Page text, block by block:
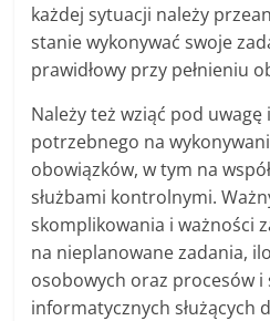
każdej sytuacji należy
stanie wykonywać swoje
prawidłowy przy pełnieniu
Należy też wziąć pod uwagę
potrzebnego na
obowiązków, w tym na
służbami kontrolnymi.
skomplikowania i ważności
na nieplanowane zadania,
osobowych oraz procesów i
informatycznych służących